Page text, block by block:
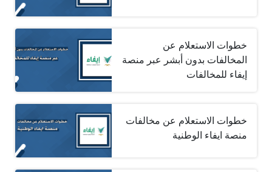
خطوات الاستعلام عن
المخالفات بدون أبشر عبر منصة
إيفاء للمخالفات
خطوات الاستعلام عن مخالفات
منصة ايفاء الوطنية